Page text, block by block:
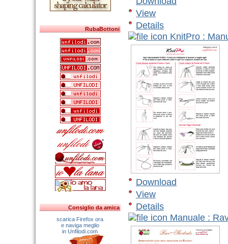
RubaBottoni
Consiglio da amica
scarica Firefox ora
e naviga meglio
in Unfilodi.com
View
Details
KnitPro :
Download
View
Details
Manuale :